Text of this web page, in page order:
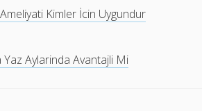
Kimler İcin Uygundur
Yaz Aylarinda Avantajli Mi